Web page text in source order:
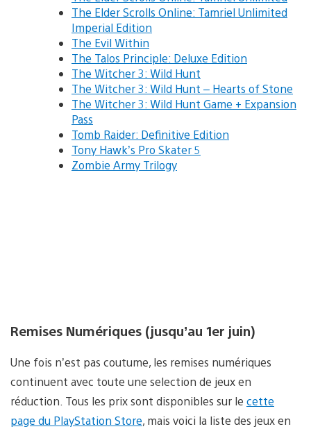
The Elder Scrolls Online: Tamriel Unlimited
Imperial Edition
The Evil Within
The Talos Principle: Deluxe Edition
The Witcher 3: Wild Hunt
The Witcher 3: Wild Hunt – Hearts of Stone
The Witcher 3: Wild Hunt Game + Expansion
Pass
Tomb Raider: Definitive Edition
Tony Hawk’s Pro Skater 5
Zombie Army Trilogy
Remises Numériques (jusqu’au 1er juin)
Une fois n’est pas coutume, les remises numériques
continuent avec toute une selection de jeux en
réduction. Tous les prix sont disponibles sur le cette
page du PlayStation Store, mais voici la liste des jeux en